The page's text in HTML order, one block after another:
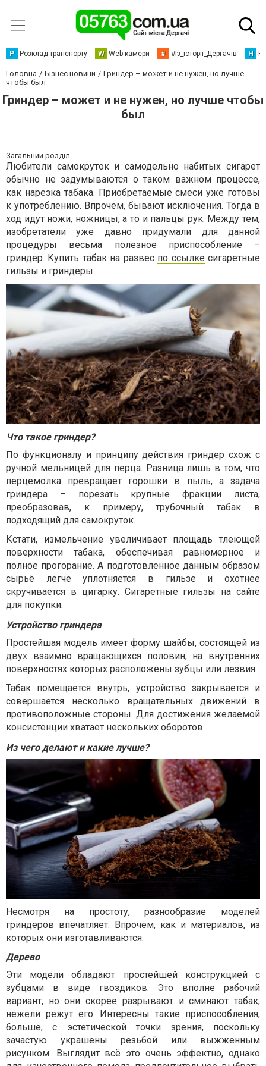
Р Розклад транспорту W Web камери # #Із_історіі_Дергачів Н
Головна Бізнес новини
Гриндер – может и не нужен, но лучше
чтобы был
Гриндер – может и не нужен, но лучше чтобы
был
Загальний розділ
Любители самокруток и самодельно набитых сигарет
обычно не задумываются о таком важном процессе,
как нарезка табака. Приобретаемые смеси уже готовы
к употреблению. Впрочем, бывают исключения. Тогда в
ход идут ножи, ножницы, а то и пальцы рук. Между тем,
изобретатели уже давно придумали для данной
процедуры весьма полезное приспособление –
гриндер. Купить табак на развес по ссылке сигаретные
гильзы и гриндеры.
Что такое гриндер?
По функционалу и принципу действия гриндер схож с
ручной мельницей для перца. Разница лишь в том, что
перцемолка превращает горошки в пыль, а задача
гриндера – порезать крупные фракции листа,
преобразовав, к примеру, трубочный табак в
подходящий для самокруток.
Кстати, измельчение увеличивает площадь тлеющей
поверхности табака, обеспечивая равномерное и
полное прогорание. А подготовленное данным образом
сырьё легче уплотняется в гильзе и охотнее
скручивается в цигарку. Сигаретные гильзы на сайте
для покупки.
Устройство гриндера
Простейшая модель имеет форму шайбы, состоящей из
двух взаимно вращающихся половин, на внутренних
поверхностях которых расположены зубцы или лезвия.
Табак помещается внутрь, устройство закрывается и
совершается несколько вращательных движений в
противоположные стороны. Для достижения желаемой
консистенции хватает нескольких оборотов.
Из чего делают и какие лучше?
Несмотря на простоту, разнообразие моделей
гриндеров впечатляет. Впрочем, как и материалов, из
которых они изготавливаются.
Дерево
Эти модели обладают простейшей конструкцией с
зубцами в виде гвоздиков. Это вполне рабочий
вариант, но они скорее разрывают и сминают табак,
нежели режут его. Интересны такие приспособления,
больше, с эстетической точки зрения, поскольку
зачастую украшены резьбой или выжженным
рисунком. Выглядит всё это очень эффектно, однако